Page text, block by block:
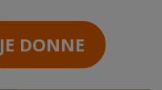
JE DONNE